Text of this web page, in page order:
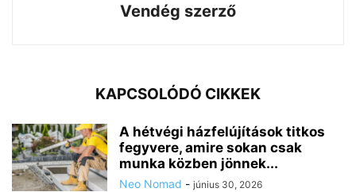
Vendég szerző
KAPCSOLÓDÓ CIKKEK
A hétvégi házfelújítások titkos
fegyvere, amire sokan csak
munka közben jönnek...
Neo Nomad - június 30, 2026